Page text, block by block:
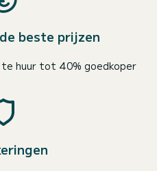
beste prijzen
te huur tot 40% goedkoper